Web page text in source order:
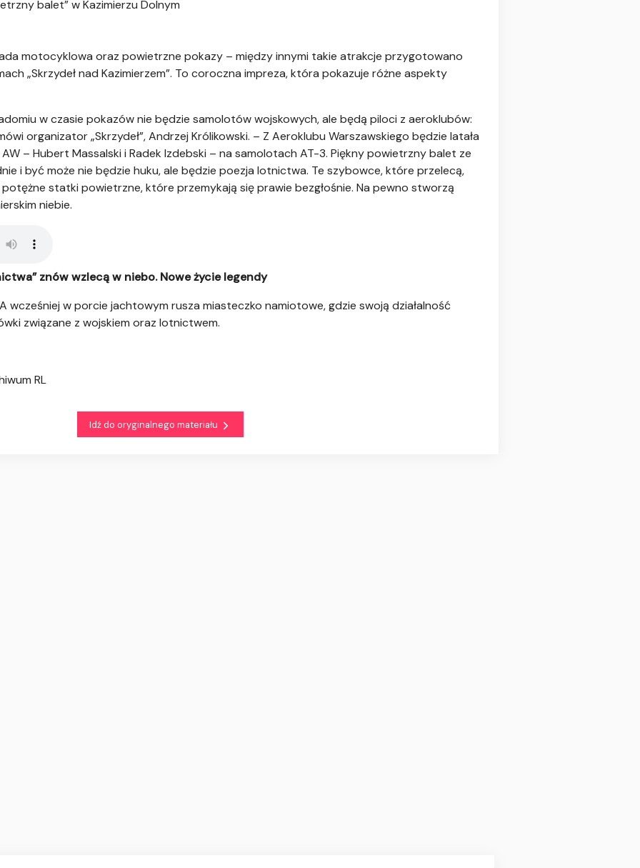
balet” w Kazimierzu Dolnym
motocyklowa oraz powietrzne pokazy – między innymi takie atrakcje przygotowano
„Skrzydeł nad Kazimierzem”. To coroczna impreza, która pokazuje różne aspekty
w czasie pokazów nie będzie samolotów wojskowych, ale będą piloci z aeroklubów:
organizator „Skrzydeł”, Andrzej Królikowski. – Z Aeroklubu Warszawskiego będzie latała
– Hubert Massalski i Radek Izdebski – na samolotach AT-3. Piękny powietrzny balet ze
i być może nie będzie huku, ale będzie poezja lotnictwa. Te szybowce, które przelecą,
statki powietrzne, które przemykają się prawie bezgłośnie. Na pewno stworzą
niebie.
znów wzlecą w niebo. Nowe życie legendy
wcześniej w porcie jachtowym rusza miasteczko namiotowe, gdzie swoją działalność
związane z wojskiem oraz lotnictwem.
RL
Idź do oryginalnego materiału